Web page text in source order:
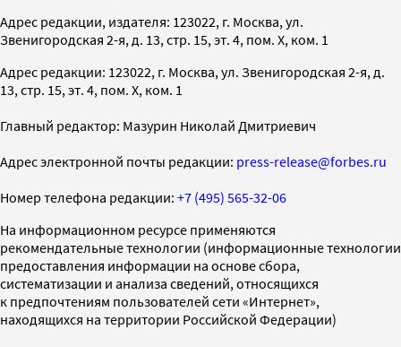
Адрес редакции, издателя: 123022, г. Москва, ул.
Звенигородская 2-я, д. 13, стр. 15, эт. 4, пом. X, ком. 1
Адрес редакции: 123022, г. Москва, ул. Звенигородская 2-я, д.
13, стр. 15, эт. 4, пом. X, ком. 1
Главный редактор: Мазурин Николай Дмитриевич
Адрес электронной почты редакции: press-release@forbes.ru
Номер телефона редакции: +7 (495) 565-32-06
На информационном ресурсе применяются
рекомендательные технологии (информационные технологии
предоставления информации на основе сбора,
систематизации и анализа сведений, относящихся
к предпочтениям пользователей сети «Интернет»,
находящихся на территории Российской Федерации)